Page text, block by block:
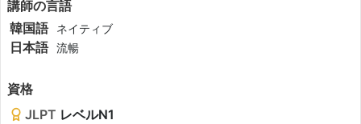
講師の言語
韓国語 ネイティブ
日本語 流暢
資格
JLPT レベルN1